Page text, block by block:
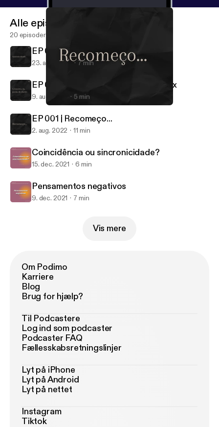
Era coragem que me faltava
Alle episoder
20 episoder
EP 003 | Autenticidade
23. aug. 2022 7 min
EP 002 | A história da ponta do durex
9. aug. 2022 5 min
EP 001 | Recomeço...
2. aug. 2022 11 min
Coincidência ou sincronicidade?
15. dec. 2021 6 min
Pensamentos negativos
9. dec. 2021 7 min
Vis mere
Om Podimo
Karriere
Blog
Brug for hjælp?
Til Podcastere
Log ind som podcaster
Podcaster FAQ
Fællesskabsretningslinjer
Lyt på iPhone
Lyt på Android
Lyt på nettet
Instagram
Tiktok